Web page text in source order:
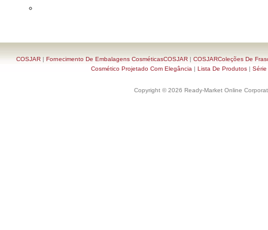
COSJAR| Fornecimento De Embalagens CosméticasCOSJAR| COSJARColeções De
Cosmético Projetado Com Elegância | Lista De Produtos | Série
Copyright © 2026 Ready-Market Online